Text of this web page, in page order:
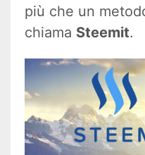
più che un
chiama Steemit.